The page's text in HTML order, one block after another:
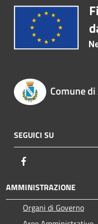
Comune
SEGUICI SU
AMMINISTRAZIONE
Organi di Governo